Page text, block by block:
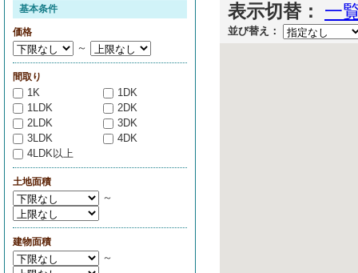
表示切替： 一
並び替え：
基本条件
価格
～
間取り
1K
1DK
1LDK
2DK
2LDK
3DK
3LDK
4DK
4LDK以上
土地面積
～
建物面積
～